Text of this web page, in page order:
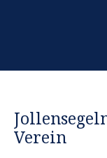
Verein